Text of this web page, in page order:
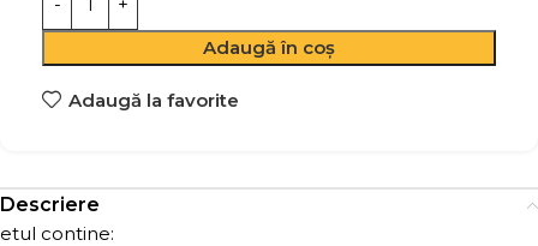
Adaugă în coș
Adaugă la favorite
Descriere
etul contine: